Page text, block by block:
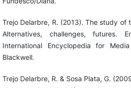
Trejo Delarbre, R. (2013). The study of
Alternatives, challenges, futures.
International Encyclopedia for
Blackwell.
Trejo Delarbre, R. & Sosa Plata, G.